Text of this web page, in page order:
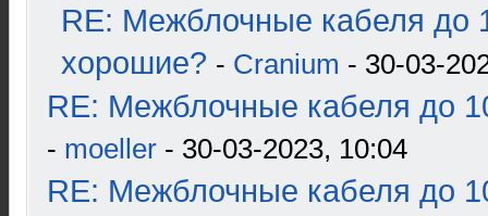
RE: Межблочные кабеля до
хорошие? - Cranium - 30-03-
RE: Межблочные кабеля до
- moeller - 30-03-2023, 10:04
RE: Межблочные кабеля до